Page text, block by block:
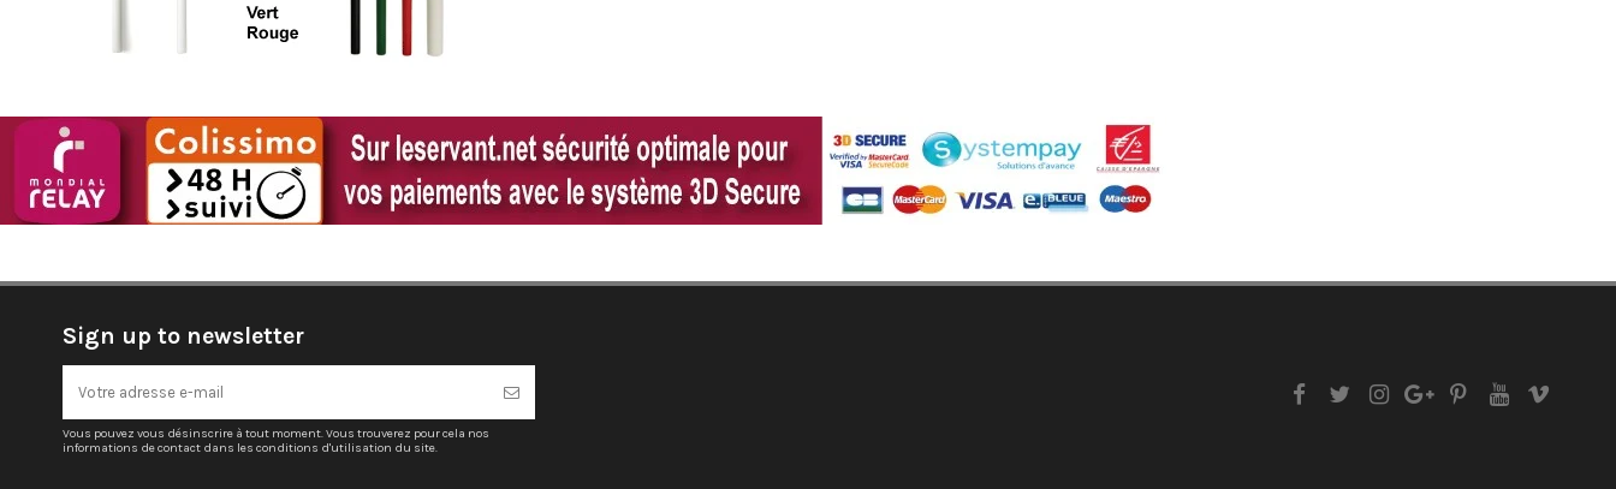
Sign up to newsletter
Vous pouvez vous désinscrire à tout moment. Vous trouverez pour cela nos
informations de contact dans les conditions d'utilisation du site.